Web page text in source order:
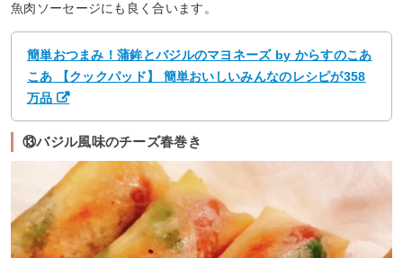
魚肉ソーセージにも良く合います。
簡単おつまみ！蒲鉾とバジルのマヨネーズ by からすのこあ
こあ 【クックパッド】 簡単おいしいみんなのレシピが358
万品
⑬バジル風味のチーズ春巻き